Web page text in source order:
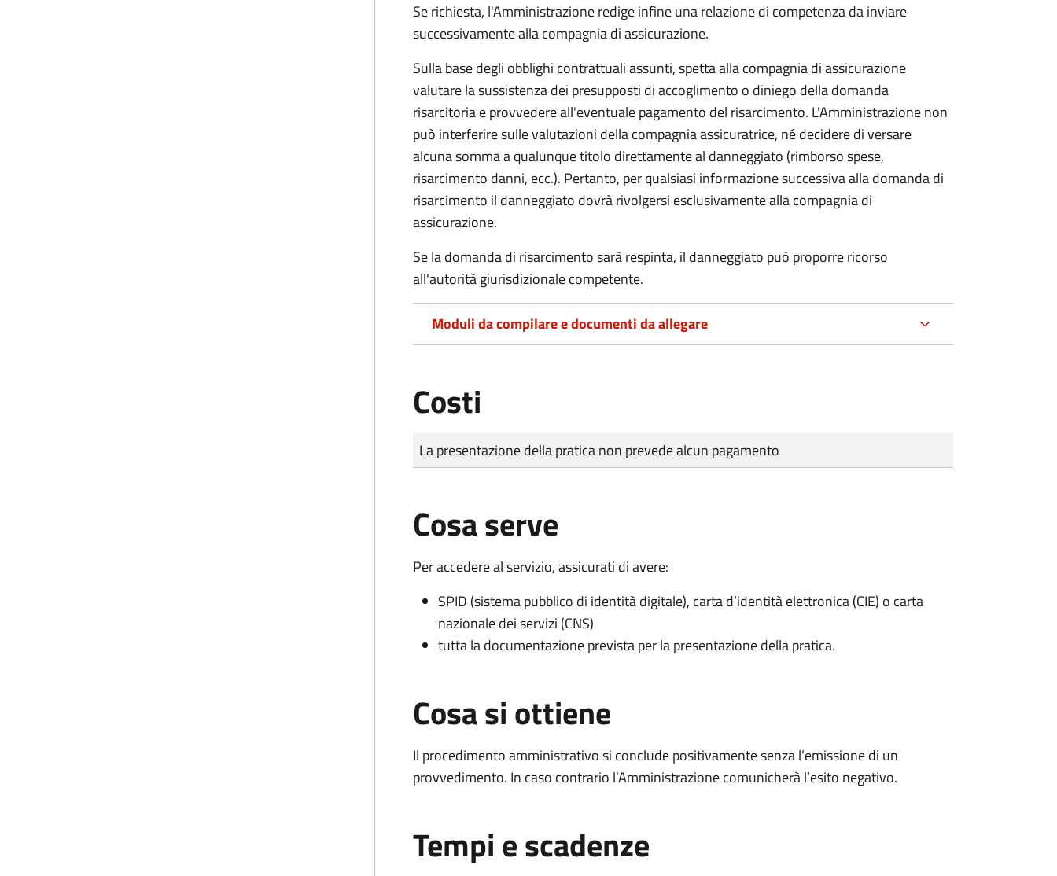
Se richiesta, l'Amministrazione redige infine una relazione di competenza da inviare
successivamente alla compagnia di assicurazione.
Sulla base degli obblighi contrattuali assunti, spetta alla compagnia di assicurazione
valutare la sussistenza dei presupposti di accoglimento o diniego della domanda
risarcitoria e provvedere all'eventuale pagamento del risarcimento. L'Amministrazione non
può interferire sulle valutazioni della compagnia assicuratrice, né decidere di versare
alcuna somma a qualunque titolo direttamente al danneggiato (rimborso spese,
risarcimento danni, ecc.). Pertanto, per qualsiasi informazione successiva alla domanda di
risarcimento il danneggiato dovrà rivolgersi esclusivamente alla compagnia di
assicurazione.
Se la domanda di risarcimento sarà respinta, il danneggiato può proporre ricorso
all'autorità giurisdizionale competente.
Moduli da compilare e documenti da allegare
Costi
Tipo di pagamento
Importo
La presentazione della pratica non prevede alcun pagamento
Cosa serve
Per accedere al servizio, assicurati di avere:
SPID (sistema pubblico di identità digitale), carta d’identità elettronica (CIE) o carta
nazionale dei servizi (CNS)
tutta la documentazione prevista per la presentazione della pratica.
Cosa si ottiene
Il procedimento amministrativo si conclude positivamente senza l’emissione di un
provvedimento. In caso contrario l’Amministrazione comunicherà l’esito negativo.
Tempi e scadenze